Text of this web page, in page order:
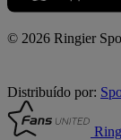
© 2026 Ringier
Distribuído por: